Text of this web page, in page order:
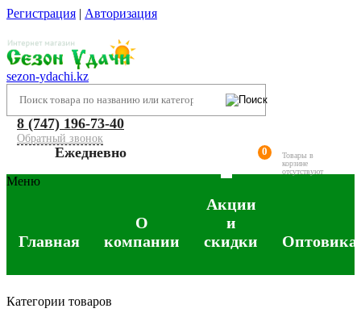
Регистрация | Авторизация
sezon-ydachi.kz
8 (747) 196-73-40
Обратный звонок
Ежедневно 0
Товары в
корзине
отсутствуют
Меню
Главная
О
компании
Акции
и
скидки
Категории товаров